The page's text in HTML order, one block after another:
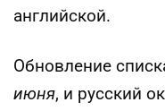
английской.
Обновление
июня, и русский